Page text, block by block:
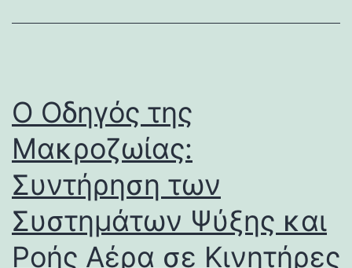
Ο Οδηγός της
Μακροζωίας:
Συντήρηση των
Συστημάτων Ψύξης και
Ροής Αέρα σε Κινητήρες